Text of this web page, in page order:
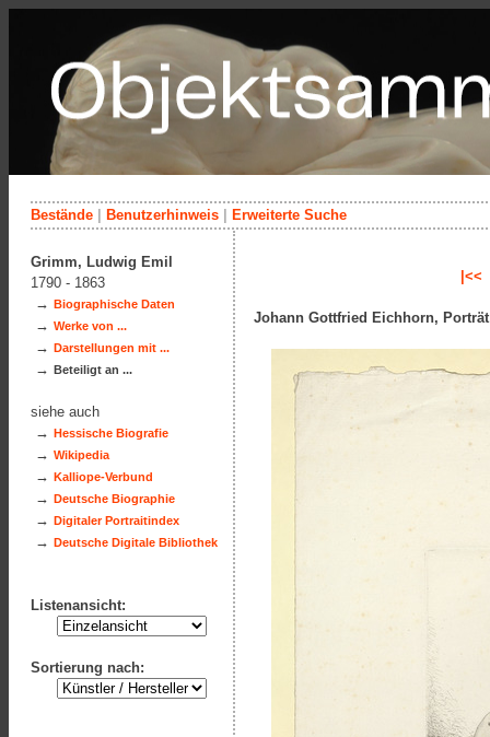
Bestände Benutzerhinweis Erweiterte Suche
|<<
Johann Gottfried Eichhorn,
Grimm, Ludwig Emil
1790 - 1863
→ Biographische Daten
→ Werke von ...
→ Darstellungen mit ...
→ Beteiligt an ...
siehe auch
→ Hessische Biografie
→ Wikipedia
→ Kalliope-Verbund
→ Deutsche Biographie
→ Digitaler Portraitindex
→ Deutsche Digitale Bibliothek
Listenansicht:
Sortierung nach: